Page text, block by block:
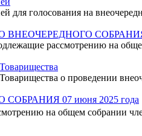
для голосования на
ВНЕОЧЕРЕДНОГО
рассмотрению на
о проведении
07 июня 2025 года
на общем собрании